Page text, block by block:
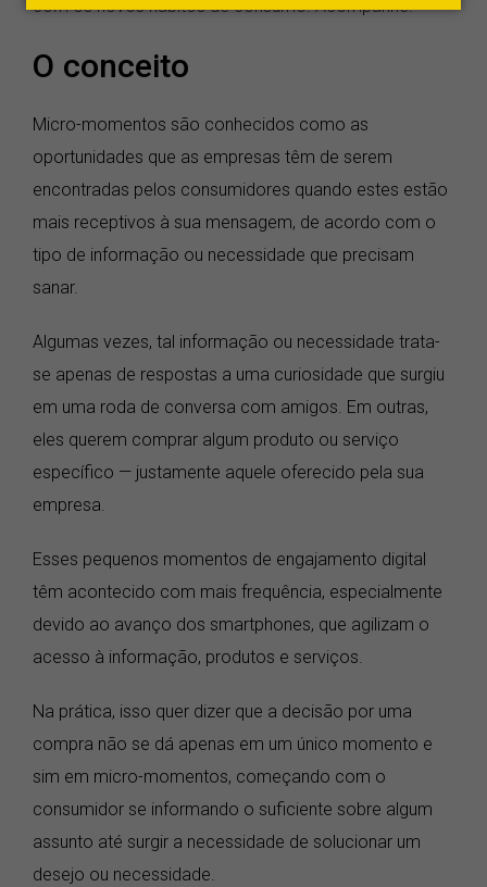
com os novos hábitos de consumo. Acompanhe!
O conceito
Micro-momentos são conhecidos como as
oportunidades que as empresas têm de serem
encontradas pelos consumidores quando estes estão
mais receptivos à sua mensagem, de acordo com o
tipo de informação ou necessidade que precisam
sanar.
Algumas vezes, tal informação ou necessidade trata-
se apenas de respostas a uma curiosidade que surgiu
em uma roda de conversa com amigos. Em outras,
eles querem comprar algum produto ou serviço
específico — justamente aquele oferecido pela sua
empresa.
Esses pequenos momentos de engajamento digital
têm acontecido com mais frequência, especialmente
devido ao avanço dos smartphones, que agilizam o
acesso à informação, produtos e serviços.
Na prática, isso quer dizer que a decisão por uma
compra não se dá apenas em um único momento e
sim em micro-momentos, começando com o
consumidor se informando o suficiente sobre algum
assunto até surgir a necessidade de solucionar um
desejo ou necessidade.